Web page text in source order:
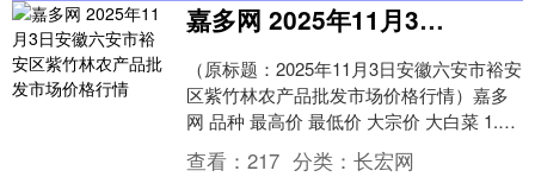
嘉多网 2025年11月3日安徽六安市裕安区紫竹林农产品批发市场价格行情
（原标题：2025年11月3日安徽六安市裕安
区紫竹林农产品批发市场价格行情）嘉多
网 品种 最高价 最低价 大宗价 大白菜 1.80
0.80 1.30 油菜 5....
查看： 217 分类： 长宏网